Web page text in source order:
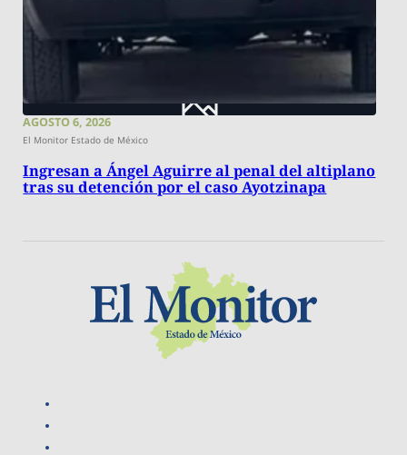
AGOSTO 6, 2026
El Monitor Estado de México
Ingresan a Ángel Aguirre al penal del altiplano
tras su detención por el caso Ayotzinapa